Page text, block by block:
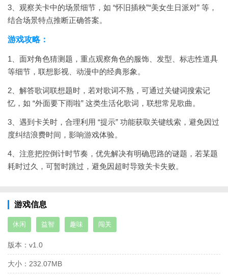
3、观察关卡中的场景细节，如 “怀旧插秧”“美女生日派对” 等，
结合场景特点推断正确答案。
游戏攻略：
1、面对角色猜测题，重点观察角色的服饰、发型、标志性道具
等细节，联想影视、动漫中的经典形象。
2、解答歌词联想题时，若对歌词不熟，可通过关键词搜索记
忆，如 “外面要下雨啦” 这类生活化歌词，联想常见歌曲。
3、遇到卡关时，合理利用 “提示” 功能获取关键线索，避免因过
度纠结浪费时间，影响游戏体验。
4、注意把控倒计时节奏，优先解决有明确思路的谜题，若某题
耗时过久，可暂时跳过，避免因超时导致关卡失败。
游戏信息
休闲 益智 趣味 闯关
版本： v1.0
大小： 232.07MB